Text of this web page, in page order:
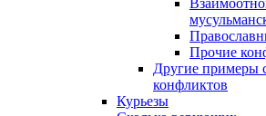
Прочие
Другие примеры
конфликтов
Курьезы